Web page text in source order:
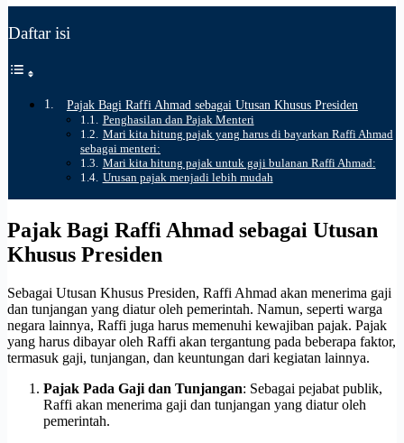
Daftar isi
Pajak Bagi Raffi Ahmad sebagai Utusan Khusus Presiden
Penghasilan dan Pajak Menteri
Mari kita hitung pajak yang harus di bayarkan Raffi Ahmad
sebagai menteri:
Mari kita hitung pajak untuk gaji bulanan Raffi Ahmad:
Urusan pajak menjadi lebih mudah
Pajak Bagi Raffi Ahmad sebagai Utusan
Khusus Presiden
Sebagai Utusan Khusus Presiden, Raffi Ahmad akan menerima gaji
dan tunjangan yang diatur oleh pemerintah. Namun, seperti warga
negara lainnya, Raffi juga harus memenuhi kewajiban pajak. Pajak
yang harus dibayar oleh Raffi akan tergantung pada beberapa faktor,
termasuk gaji, tunjangan, dan keuntungan dari kegiatan lainnya.
Pajak Pada Gaji dan Tunjangan: Sebagai pejabat publik,
Raffi akan menerima gaji dan tunjangan yang diatur oleh
pemerintah.